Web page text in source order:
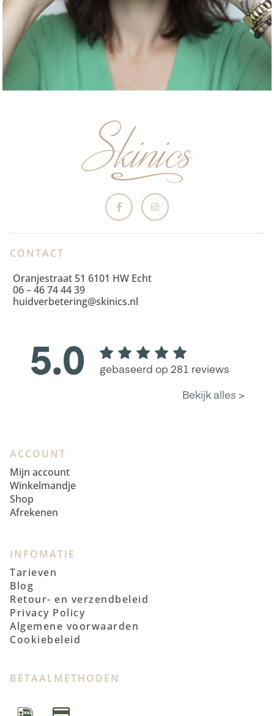
CONTACT
Oranjestraat 51 6101 HW Echt
06 – 46 74 44 39
huidverbetering@skinics.nl
ACCOUNT
Mijn account
Winkelmandje
Shop
Afrekenen
INFOMATIE
Tarieven
Blog
Retour- en verzendbeleid
Privacy Policy
Algemene voorwaarden
Cookiebeleid
BETAALMETHODEN